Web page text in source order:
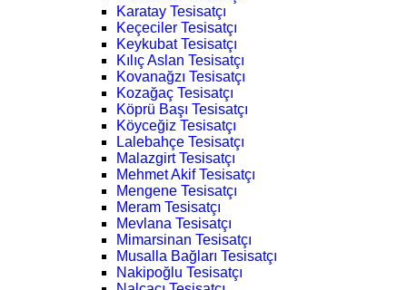
Karatay Tesisatçı
Keçeciler Tesisatçı
Keykubat Tesisatçı
Kılıç Aslan Tesisatçı
Kovanağzı Tesisatçı
Kozağaç Tesisatçı
Köprü Başı Tesisatçı
Köyceğiz Tesisatçı
Lalebahçe Tesisatçı
Malazgirt Tesisatçı
Mehmet Akif Tesisatçı
Mengene Tesisatçı
Meram Tesisatçı
Mevlana Tesisatçı
Mimarsinan Tesisatçı
Musalla Bağları Tesisatçı
Nakipoğlu Tesisatçı